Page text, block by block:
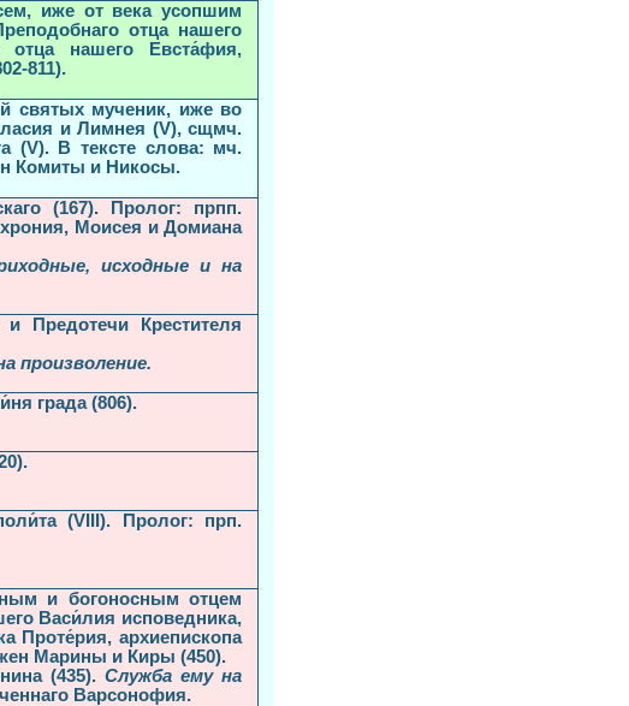
иже от века усопшим
отца нашего
нашего Евста́фия,
811).
святых мученик, иже во
и Лимнея (V), сщмч.
(V). В тексте слова: мч.
Комиты и Никосы.
(167). Пролог: прпп.
Моисея и Домиана
исходные и на
Предотечи Крестителя
произволение.
града (806).
(VIII). Пролог: прп.
и богоносным отцем
Васи́лия исповедника,
Проте́рия, архиепископа
Марины и Киры (450).
(435).Служба ему на
Варсонофия.